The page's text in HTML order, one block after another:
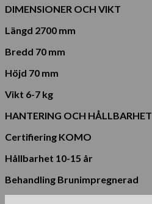
DIMENSIONER OCH VIKT
Längd 2700 mm
Bredd 70 mm
Höjd 70 mm
Vikt 6-7 kg
HANTERING OCH HÅLLBARHET
Certifiering KOMO
Hållbarhet 10-15 år
Behandling Brunimpregnerad